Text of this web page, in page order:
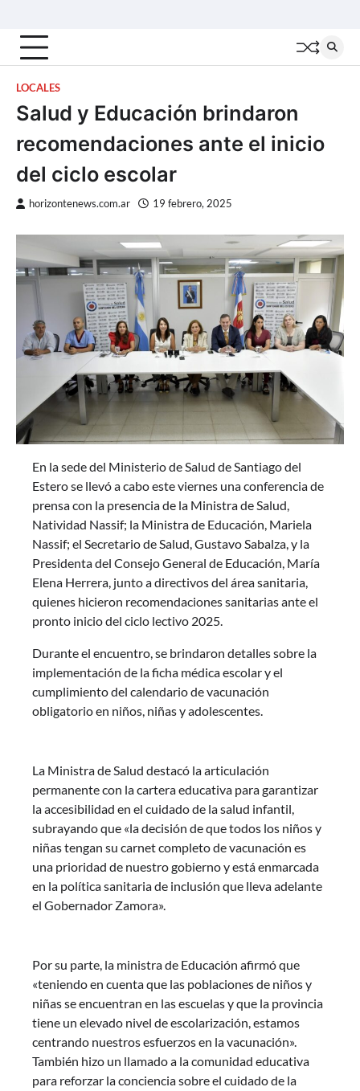
content
LOCALES
Salud y Educación brindaron
recomendaciones ante el inicio
del ciclo escolar
horizontenews.com.ar 19 febrero, 2025
En la sede del Ministerio de Salud de Santiago del
Estero se llevó a cabo este viernes una conferencia de
prensa con la presencia de la Ministra de Salud,
Natividad Nassif; la Ministra de Educación, Mariela
Nassif; el Secretario de Salud, Gustavo Sabalza, y la
Presidenta del Consejo General de Educación, María
Elena Herrera, junto a directivos del área sanitaria,
quienes hicieron recomendaciones sanitarias ante el
pronto inicio del ciclo lectivo 2025.
Durante el encuentro, se brindaron detalles sobre la
implementación de la ficha médica escolar y el
cumplimiento del calendario de vacunación
obligatorio en niños, niñas y adolescentes.
La Ministra de Salud destacó la articulación
permanente con la cartera educativa para garantizar
la accesibilidad en el cuidado de la salud infantil,
subrayando que «la decisión de que todos los niños y
niñas tengan su carnet completo de vacunación es
una prioridad de nuestro gobierno y está enmarcada
en la política sanitaria de inclusión que lleva adelante
el Gobernador Zamora».
Por su parte, la ministra de Educación afirmó que
«teniendo en cuenta que las poblaciones de niños y
niñas se encuentran en las escuelas y que la provincia
tiene un elevado nivel de escolarización, estamos
centrando nuestros esfuerzos en la vacunación».
También hizo un llamado a la comunidad educativa
para reforzar la conciencia sobre el cuidado de la